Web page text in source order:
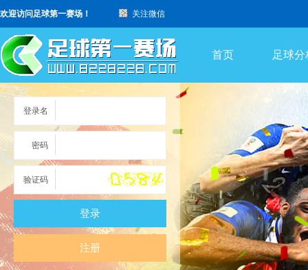
欢迎访问足球第一赛场！ 关注微信
首页 足球分
登录名
密码
验证码